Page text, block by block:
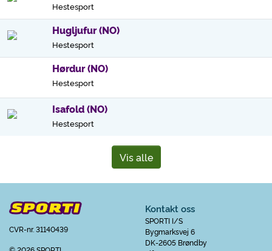
Hestesport
Hugljufur (NO)
Hestesport
Hørdur (NO)
Hestesport
Isafold (NO)
Hestesport
Vis alle
CVR-nr. 31140439
Kontakt oss
SPORTI I/S
Bygmarksvej 6
DK-2605 Brøndby